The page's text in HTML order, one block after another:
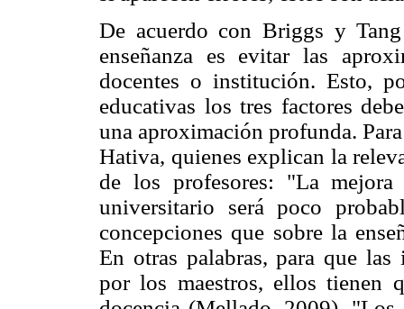
De acuerdo con Briggs y
enseñanza es evitar las
docentes o institución. Esto,
educativas los tres factores
una aproximación profunda.
Hativa, quienes explican la
de los profesores: "La
universitario será poco
concepciones que sobre la
En otras palabras, para que las
por los maestros, ellos tienen